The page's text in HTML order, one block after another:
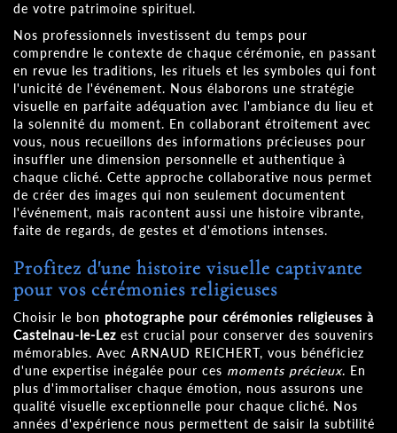
de votre patrimoine spirituel.
Nos professionnels investissent du temps pour
comprendre le contexte de chaque cérémonie, en passant
en revue les traditions, les rituels et les symboles qui font
l'unicité de l'événement. Nous élaborons une stratégie
visuelle en parfaite adéquation avec l'ambiance du lieu et
la solennité du moment. En collaborant étroitement avec
vous, nous recueillons des informations précieuses pour
insuffler une dimension personnelle et authentique à
chaque cliché. Cette approche collaborative nous permet
de créer des images qui non seulement documentent
l'événement, mais racontent aussi une histoire vibrante,
faite de regards, de gestes et d'émotions intenses.
Profitez d'une histoire visuelle captivante
pour vos cérémonies religieuses
Choisir le bon photographe pour cérémonies religieuses à
Castelnau-le-Lez est crucial pour conserver des souvenirs
mémorables. Avec ARNAUD REICHERT, vous bénéficiez
d'une expertise inégalée pour ces moments précieux. En
plus d'immortaliser chaque émotion, nous assurons une
qualité visuelle exceptionnelle pour chaque cliché. Nos
années d'expérience nous permettent de saisir la subtilité